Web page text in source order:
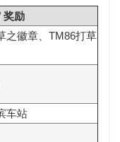
奖励
之徽章 、TM86打草
车站